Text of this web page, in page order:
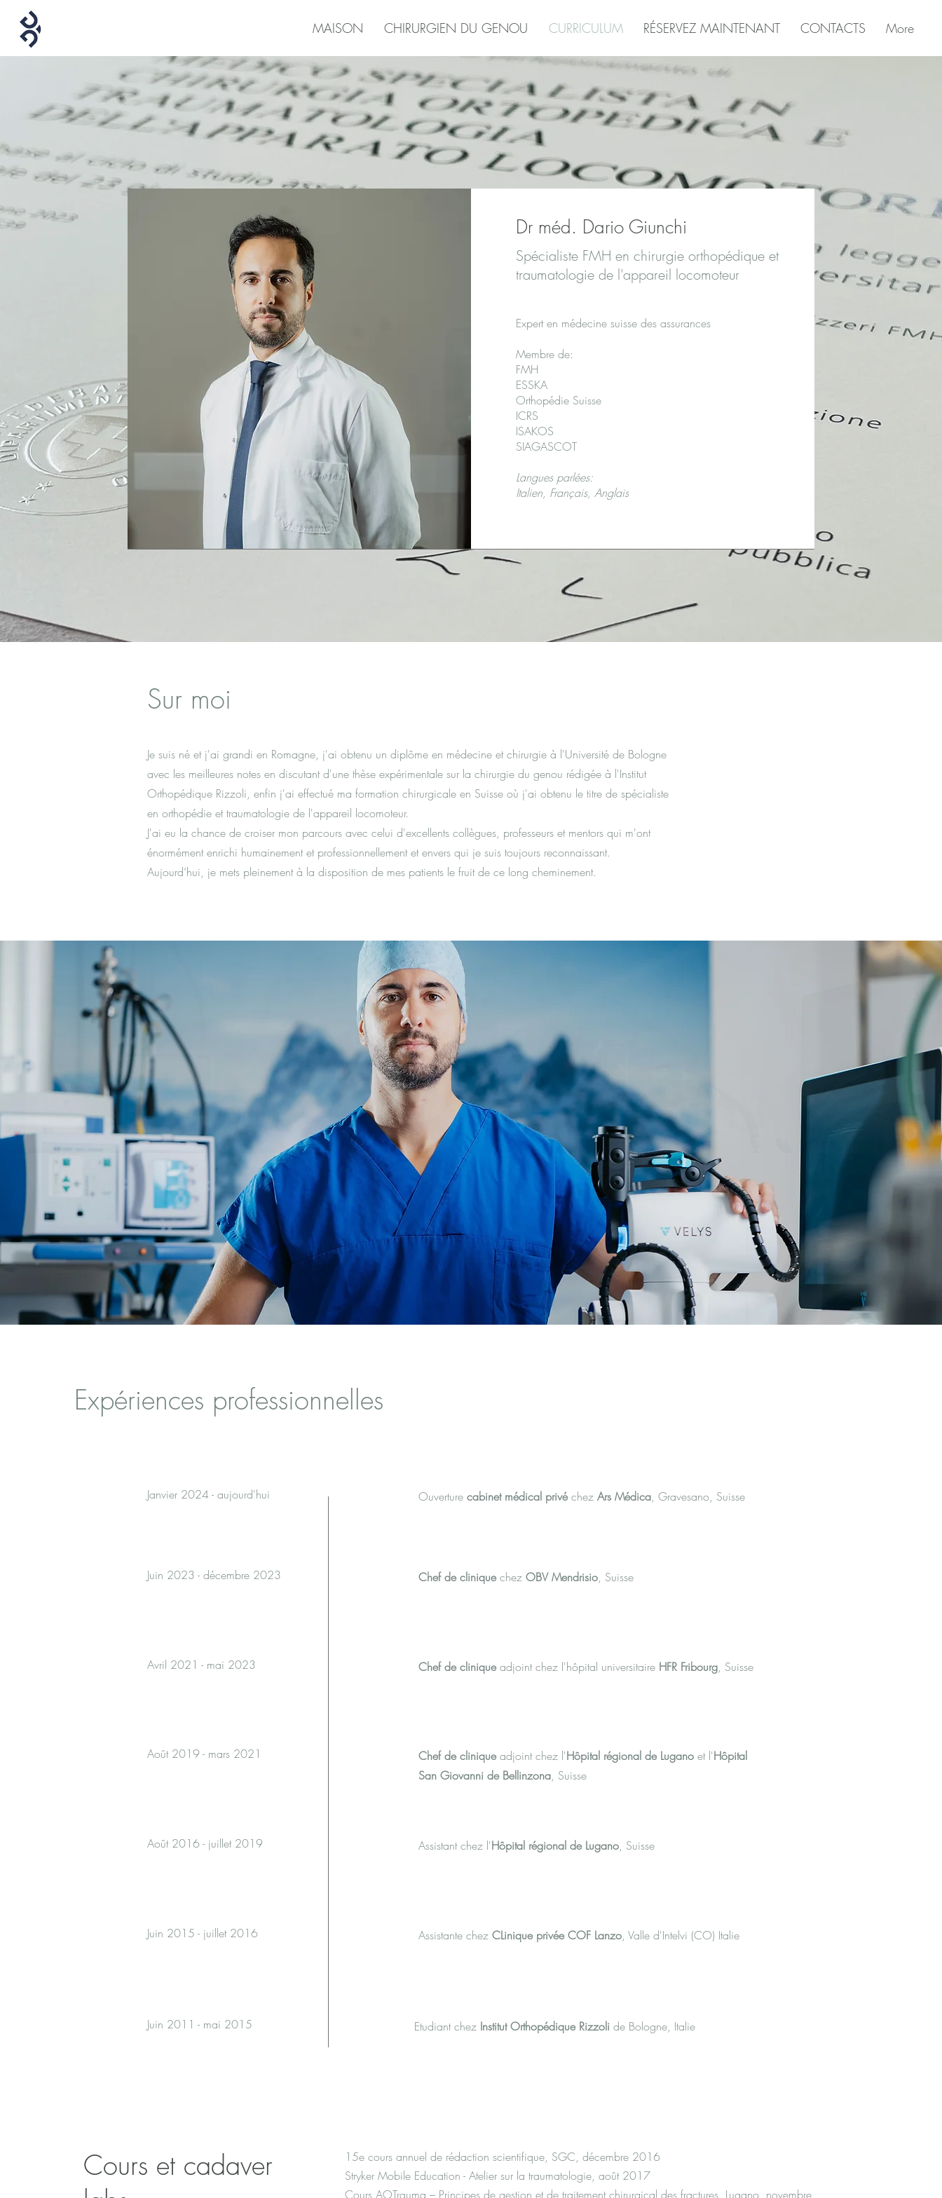
MAISON CHIRURGIEN DU GENOU CURRICULUM RÉSERVEZ MAINTENANT CONTACTS More
Dr méd. Dario Giunchi
Spécialiste FMH en chirurgie orthopédique et
traumatologie de l'appareil locomoteur
Expert en médecine suisse des assurances
Membre de:
FMH
ESSKA
Orthopédie Suisse
ICRS
ISAKOS
SIAGASCOT
Langues parlées:
Italien, Français, Anglais
Sur moi
Je suis né et j'ai grandi en Romagne, j'ai obtenu un diplôme en médecine et chirurgie à l'Université de Bologne
avec les meilleures notes en discutant d'une thèse expérimentale sur la chirurgie du genou rédigée à l'Institut
Orthopédique Rizzoli, enfin j'ai effectué ma formation chirurgicale en Suisse où j'ai obtenu le titre de spécialiste
en orthopédie et traumatologie de l'appareil locomoteur.
J'ai eu la chance de croiser mon parcours avec celui d'excellents collègues, professeurs et mentors qui m'ont
énormément enrichi humainement et professionnellement et envers qui je suis toujours reconnaissant.
Aujourd’hui, je mets pleinement à la disposition de mes patients le fruit de ce long cheminement.
Expériences professionnelles
Janvier 2024 - aujourd'hui
Juin 2023 - décembre 2023
Avril 2021 - mai 2023
Août 2019 - mars 2021
Août 2016 - juillet 2019
Juin 2015 - juillet 2016
Juin 2011 - mai 2015
Ouverture cabinet médical privéchez Ars Médica, Gravesano, Suisse
Chef de cliniquechez OBV Mendrisio, Suisse
Chef de cliniqueadjoint chez l'hôpital universitaire HFR Fribourg, Suisse
Chef de cliniqueadjoint chez l'Hôpital régional de Lugano et l'Hôpital
San Giovanni de Bellinzona, Suisse
Assistant chez l'Hôpital régional de Lugano, Suisse
Assistante chez CLinique privée COF Lanzo, Valle d'Intelvi (CO) Italie
Etudiant chez Institut Orthopédique Rizzoli de Bologne, Italie
Cours et cadaver
15e cours annuel de rédaction scientifique, SGC, décembre 2016
Stryker Mobile Education - Atelier sur la traumatologie, août 2017
Cours AOTrauma – Principes de gestion et de traitement chirurgical des fractures, Lugano, novembre